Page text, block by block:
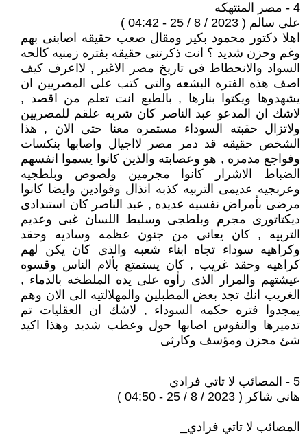
4 - مصر المنتهكه
على سالم ( 2023 / 8 / 25 - 04:42 )
اهلا دكتور محمود بكير ومقال صعب حقيقه اصابنى بهم
وغم وحزن شديد ؟ انت ذكرتنى حقيقه بفتره زمنيه كالحه
السواد والانحطاط فى تاريخ مصر الاغبر , لااعرف كيف
اصف هذه الفتره البشعه والتى كتب على المصريين ان
يشهدوها ويكتوا بنارها , بالطبع انت تعلم من اقصد ,
لاشك ان المدعو عبد الناصر كان شربه علقم للمصريين
ولاتزال حقبته السوداء مستمره معنا حتى الان , هذا
الشخص حقيقه قد دمر مصر لااجيال واصابها بنكسات
وفواجع مدمره , هو وعصابته والذين كانوا يسموا انفسهم
الضباط الاشرار كانوا مجرمين ولصوص وبلطجيه
وعربجيه عديمى التربيه كذبه انذال وقوادين وايضا كانوا
مرضى بأمراض نفسيه عديده , عبد الناصر كان استبدادى
ديكتاتورى مجرم وبلطجى وسليط اللسان غبى وعديم
التربيه , كان يعانى من جنون عظمه وساديه وحقد
وكراهيه سوداء تجاه ابناء شعبه والذى كان يكن لهم
كراهيه وحقد غريب , كان يستمتع بألام الناس وقسوه
عيشتهم والمرار الذى رأوه على يده الملطخه بالدماء ,
الغريب انك تجد بعض المطبلين والمهلالتيه الى الان وهم
يمجدوا فتره حكمه السوداء , لاشك ان العقليات تم
تدميرها والنفوس اصابها حول وعطب شديد وهذا اكيد
شئ محزن ومؤسف وكارثى
5 - المصائب لا تاتي فرادي
هانى شاكر ( 2023 / 8 / 25 - 04:50 )
المصائب لا تاتي فرادي_